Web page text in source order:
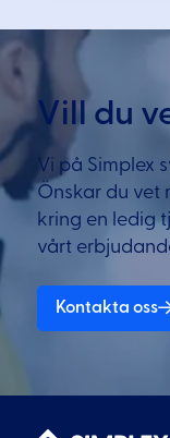
Vill du
Vi på Simplex
Önskar du vet
kring en ledig
vårt
Kontakta oss